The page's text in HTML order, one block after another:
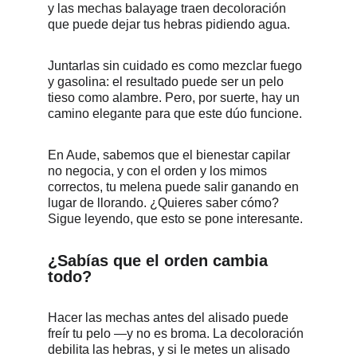
y las mechas balayage traen decoloración
que puede dejar tus hebras pidiendo agua.
Juntarlas sin cuidado es como mezclar fuego
y gasolina: el resultado puede ser un pelo
tieso como alambre. Pero, por suerte, hay un
camino elegante para que este dúo funcione.
En Aude, sabemos que el bienestar capilar
no negocia, y con el orden y los mimos
correctos, tu melena puede salir ganando en
lugar de llorando. ¿Quieres saber cómo?
Sigue leyendo, que esto se pone interesante.
¿Sabías que el orden cambia
todo?
Hacer las mechas antes del alisado puede
freír tu pelo —y no es broma. La decoloración
debilita las hebras, y si le metes un alisado